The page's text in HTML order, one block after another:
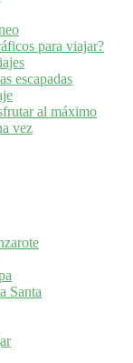
para viajar?
escapadas
al máximo
vez
Santa